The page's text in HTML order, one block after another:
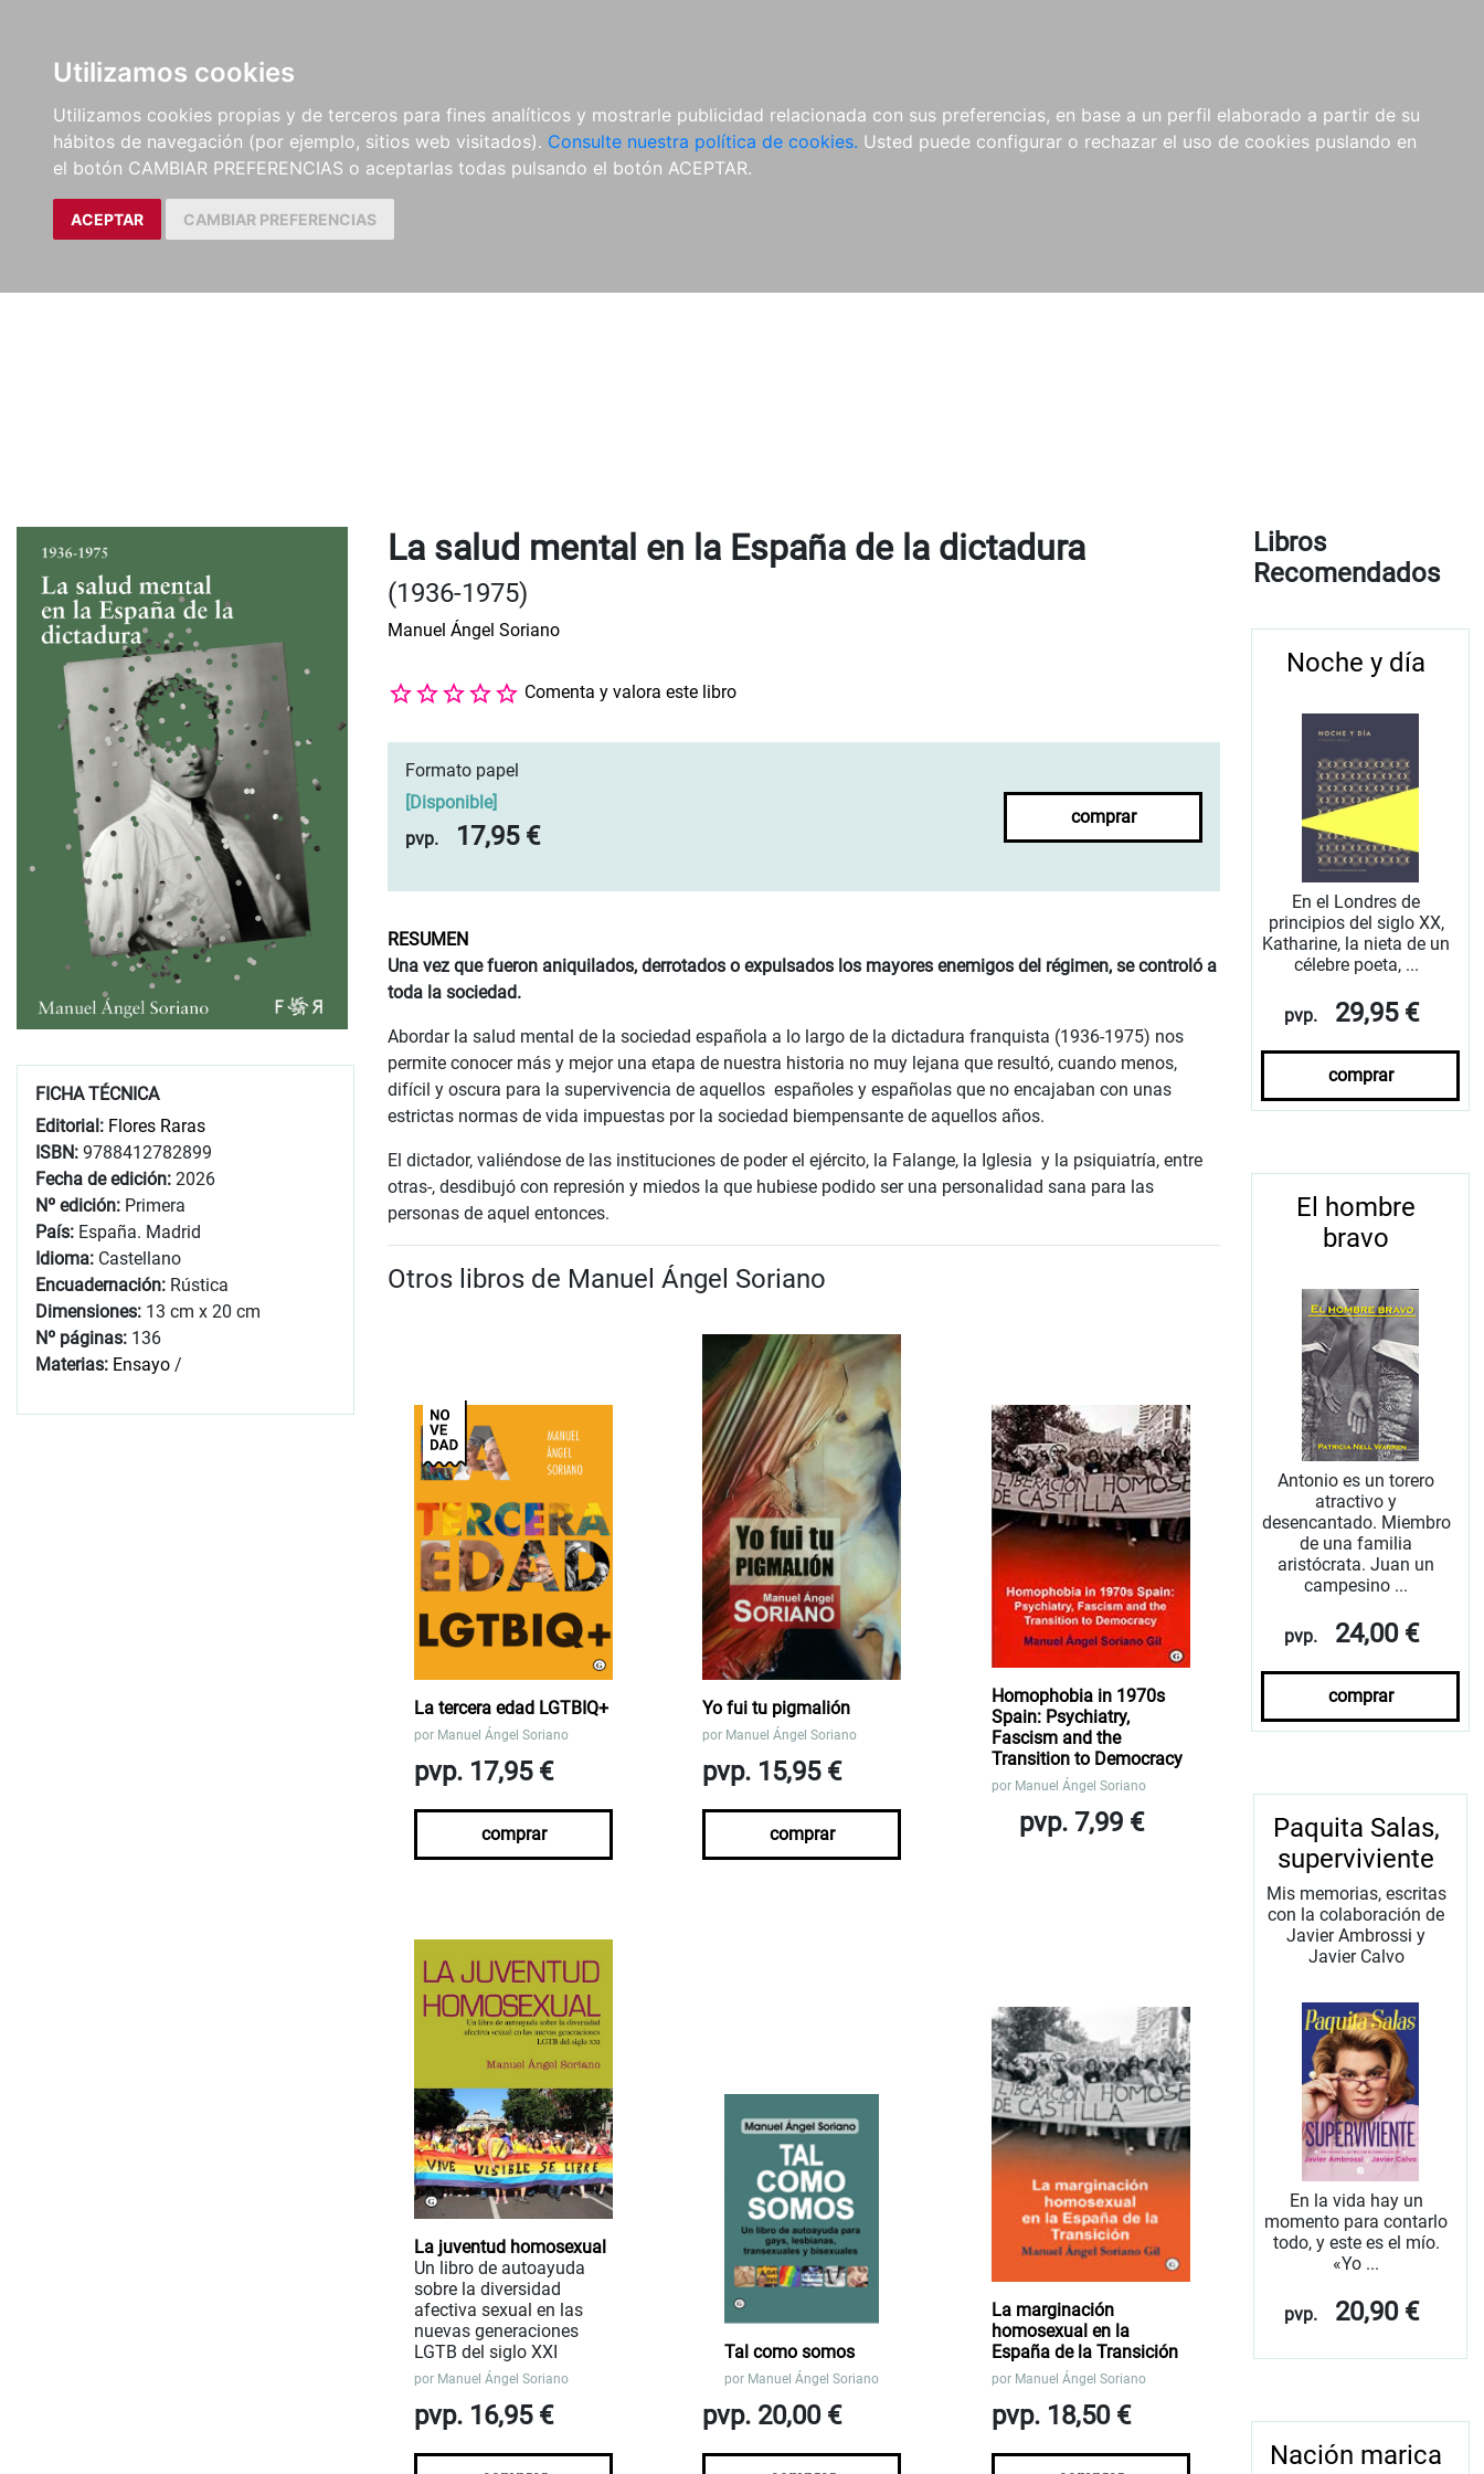
Utilizamos cookies
Utilizamos cookies propias y de terceros para fines analíticos y mostrarle publicidad relacionada con sus preferencias, en base a un perfil elaborado a partir de su
hábitos de navegación (por ejemplo, sitios web visitados). Consulte nuestra política de cookies. Usted puede configurar o rechazar el uso de cookies puslando en
el botón CAMBIAR PREFERENCIAS o aceptarlas todas pulsando el botón ACEPTAR.
ACEPTAR CAMBIAR PREFERENCIAS
FICHA TÉCNICA
Editorial: Flores Raras
ISBN: 9788412782899
Fecha de edición: 2026
Nº edición: Primera
País: España. Madrid
Idioma: Castellano
Encuadernación: Rústica
Dimensiones: 13 cm x 20 cm
Nº páginas: 136
Materias: Ensayo /
La salud mental en la España de la dictadura
(1936-1975)
Manuel Ángel Soriano
Comenta y valora este libro
Formato papel
[Disponible]
pvp.
17,95 €
comprar
RESUMEN
Una vez que fueron aniquilados, derrotados o expulsados los mayores enemigos del régimen, se controló a
toda la sociedad.
Abordar la salud mental de la sociedad española a lo largo de la dictadura franquista (1936-1975) nos
permite conocer más y mejor una etapa de nuestra historia no muy lejana que resultó, cuando menos,
difícil y oscura para la supervivencia de aquellos españoles y españolas que no encajaban con unas
estrictas normas de vida impuestas por la sociedad biempensante de aquellos años.
El dictador, valiéndose de las instituciones de poder el ejército, la Falange, la Iglesia y la psiquiatría, entre
otras-, desdibujó con represión y miedos la que hubiese podido ser una personalidad sana para las
personas de aquel entonces.
Otros libros de Manuel Ángel Soriano
La tercera edad LGTBIQ+
por Manuel Ángel Soriano
pvp. 17,95 €
comprar
Yo fui tu pigmalión
por Manuel Ángel Soriano
pvp. 15,95 €
comprar
Homophobia in 1970s
Spain: Psychiatry,
Fascism and the
Transition to Democracy
por Manuel Ángel Soriano
pvp. 7,99 €
La juventud homosexual
Un libro de autoayuda
sobre la diversidad
afectiva sexual en las
nuevas generaciones
LGTB del siglo XXI
por Manuel Ángel Soriano
pvp. 16,95 €
Tal como somos
por Manuel Ángel Soriano
pvp. 20,00 €
La marginación
homosexual en la
España de la Transición
por Manuel Ángel Soriano
pvp. 18,50 €
Libros
Recomendados
Noche y día
En el Londres de
principios del siglo XX,
Katharine, la nieta de un
célebre poeta, ...
pvp. 29,95 €
comprar
El hombre
bravo
Antonio es un torero
atractivo y
desencantado. Miembro
de una familia
aristócrata. Juan un
campesino ...
pvp. 24,00 €
comprar
Paquita Salas,
superviviente
Mis memorias, escritas
con la colaboración de
Javier Ambrossi y
Javier Calvo
En la vida hay un
momento para contarlo
todo, y este es el mío.
«Yo ...
pvp. 20,90 €
Nación marica